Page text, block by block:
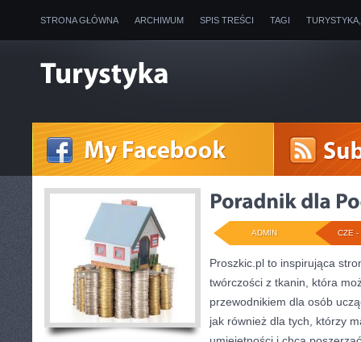
STRONA GŁÓWNA ARCHIWUM SPIS TREŚCI TAGI
CZE -
ADMIN
Proszkic.pl to inspirująca
twórczości z tkanin, która
przewodnikiem dla osób
jak również dla tych, którzy